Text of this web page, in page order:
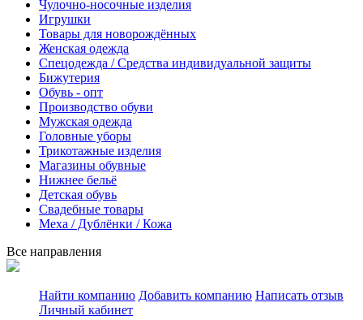
Чулочно-носочные изделия
Игрушки
Товары для новорождённых
Женская одежда
Спецодежда / Средства индивидуальной защиты
Бижутерия
Обувь - опт
Производство обуви
Мужская одежда
Головные уборы
Трикотажные изделия
Магазины обувные
Нижнее бельё
Детская обувь
Свадебные товары
Меха / Дублёнки / Кожа
Все направления
Найти компанию Добавить компанию Написать отзыв
Личный кабинет